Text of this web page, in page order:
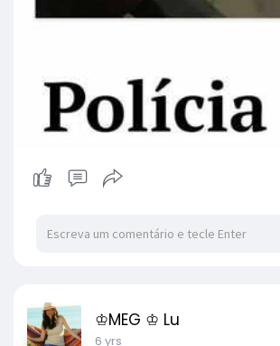
♔MEG ♔ Lu
6 yrs